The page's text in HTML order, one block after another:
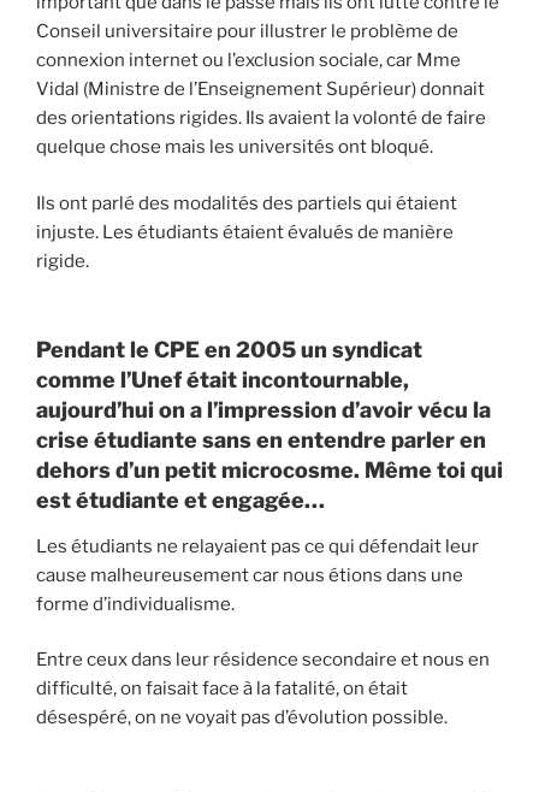
Conseil universitaire pour illustrer le problème de
connexion internet ou l’exclusion sociale, car Mme
Vidal (Ministre de l’Enseignement Supérieur) donnait
des orientations rigides. Ils avaient la volonté de faire
quelque chose mais les universités ont bloqué.
Ils ont parlé des modalités des partiels qui étaient
injuste. Les étudiants étaient évalués de manière
rigide.
Pendant le CPE en 2005 un syndicat
comme l’Unef était incontournable,
aujourd’hui on a l’impression d’avoir vécu la
crise étudiante sans en entendre parler en
dehors d’un petit microcosme. Même toi qui
est étudiante et engagée…
Les étudiants ne relayaient pas ce qui défendait leur
cause malheureusement car nous étions dans une
forme d’individualisme.
Entre ceux dans leur résidence secondaire et nous en
difficulté, on faisait face à la fatalité, on était
désespéré, on ne voyait pas d’évolution possible.